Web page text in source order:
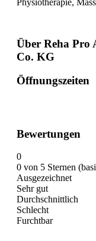
Über Reha Pro
Co. KG
Öffnungszeiten
Bewertungen
0
0 von 5 Sternen
Ausgezeichnet
Sehr gut
Durchschnittlich
Schlecht
Furchtbar